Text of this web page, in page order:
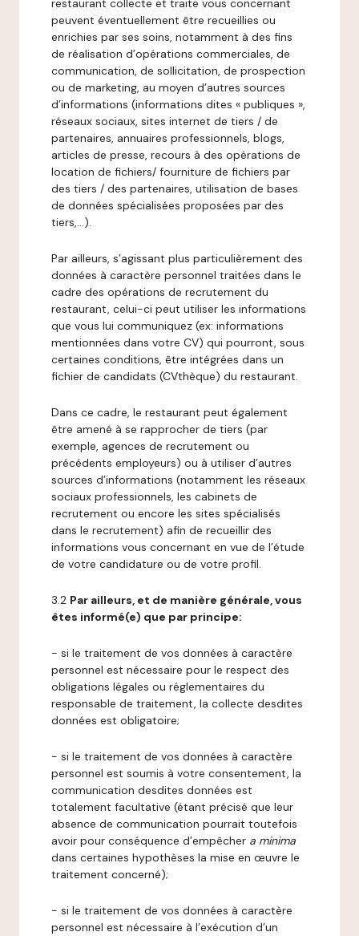
restaurant collecte et traite vous concernant
peuvent éventuellement être recueillies ou
enrichies par ses soins, notamment à des fins
de réalisation d’opérations commerciales, de
communication, de sollicitation, de prospection
ou de marketing, au moyen d’autres sources
d’informations (informations dites « publiques »,
réseaux sociaux, sites internet de tiers / de
partenaires, annuaires professionnels, blogs,
articles de presse, recours à des opérations de
location de fichiers/ fourniture de fichiers par
des tiers / des partenaires, utilisation de bases
de données spécialisées proposées par des
tiers,…).
Par ailleurs, s’agissant plus particulièrement des
données à caractère personnel traitées dans le
cadre des opérations de recrutement du
restaurant, celui-ci peut utiliser les informations
que vous lui communiquez (ex: informations
mentionnées dans votre CV) qui pourront, sous
certaines conditions, être intégrées dans un
fichier de candidats (CVthèque) du restaurant.
Dans ce cadre, le restaurant peut également
être amené à se rapprocher de tiers (par
exemple, agences de recrutement ou
précédents employeurs) ou à utiliser d’autres
sources d’informations (notamment les réseaux
sociaux professionnels, les cabinets de
recrutement ou encore les sites spécialisés
dans le recrutement) afin de recueillir des
informations vous concernant en vue de l’étude
de votre candidature ou de votre profil.
3.2 Par ailleurs, et de manière générale, vous
êtes informé(e) que par principe:
- si le traitement de vos données à caractère
personnel est nécessaire pour le respect des
obligations légales ou réglementaires du
responsable de traitement, la collecte desdites
données est obligatoire;
- si le traitement de vos données à caractère
personnel est soumis à votre consentement, la
communication desdites données est
totalement facultative (étant précisé que leur
absence de communication pourrait toutefois
avoir pour conséquence d’empêcher a minima
dans certaines hypothèses la mise en œuvre le
traitement concerné);
- si le traitement de vos données à caractère
personnel est nécessaire à l’exécution d’un